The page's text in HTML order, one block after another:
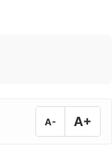
A- A+